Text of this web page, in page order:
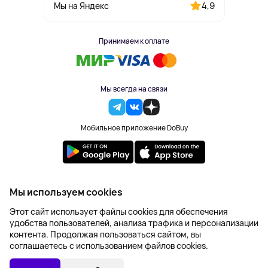
В КОРЗИНУ
Мы на Яндекс 4,9
Принимаем к оплате
Мы всегда на связи
Мобильное приложение DoBuy
2023-2026 © DoBuy. Все права защищены
Правила обработки персональных данных
Пользовательское соглашение
Оферта
Создание сайта – NetLab
Мы используем cookies
Этот сайт использует файлы cookies для обеспечения
удобства пользователей, анализа трафика и персонализации
контента. Продолжая пользоваться сайтом, вы
соглашаетесь с использованием файлов cookies.